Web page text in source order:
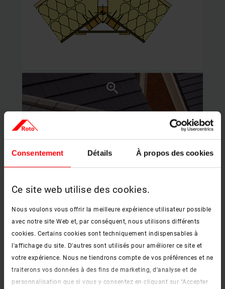
Consentement Détails À propos des cookies
Ce site web utilise des cookies.
Nous voulons vous offrir la meilleure expérience utilisateur possible
avec notre site Web et, par conséquent, nous utilisons différents
cookies. Certains cookies sont techniquement indispensables à
l'affichage du site. D'autres sont utilisés pour améliorer ce site et
votre expérience. Nous ne tiendrons compte de vos préférences et ne
traiterons vos données à des fins de marketing, d'analyse et de
personnalisation que si vous y consentez en cliquant sur "Accepter